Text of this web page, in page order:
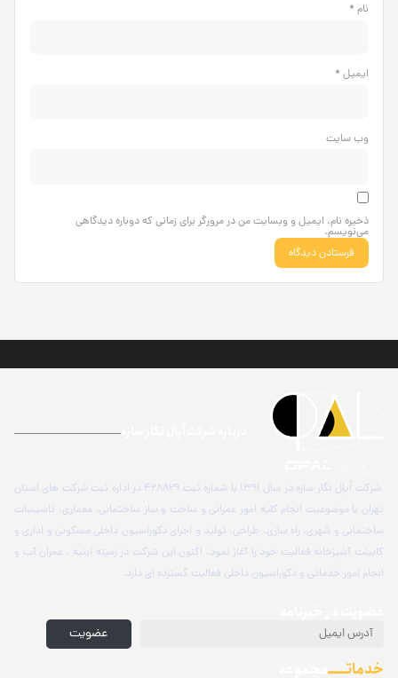
نام *
ایمیل *
وب‌ سایت
ذخیره نام، ایمیل و وبسایت من در مرورگر برای زمانی که دوباره دیدگاهی
می‌نویسم.
شرکت اُپال نگار سازه در سال 1391 با شماره ثبت 428829 در اداره ثبت شرکت های استان
تهران با موضوعیت انجام کلیه امور عمرانی و ساخت و ساز ساختمانی، معماری، تاسیسات
ساختمانی و شهری، راه سازی، طراحی، تولید و اجرای دکوراسیون داخلی مسکونی و اداری و
کابینت آشپزخانه فعالیت خود را آغاز نمود. اکنون این شرکت در زمینه ابنیه ، عمران آب و
انجام امور خدماتی و دکوراسیون داخلی فعالیت گسترده ای دارد.
عضویت
خدماتـــــمجموعه